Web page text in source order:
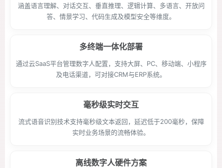
涵盖语言理解、对话交互、垂直推理、逻辑计算、多语言、开放问
答、情景学习、代码生成及模型安全等维度。
多终端一体化部署
通过云SaaS平台管理数字人配置，支持大屏、PC、移动端、小程序
及电话渠道，可对接CRM与ERP系统。
毫秒级实时交互
流式语音识别技术支持毫秒级文本返回，延迟低于200毫秒，保障
实时业务场景的流畅体验。
离线数字人硬件方案